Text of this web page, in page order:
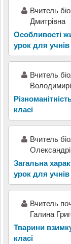
Вчитель
Дмитрівна
Особливості
урок для учнів
Вчитель
класі
Вчитель
Загальна
урок для учнів
Вчитель
Галина
Тварини
класі